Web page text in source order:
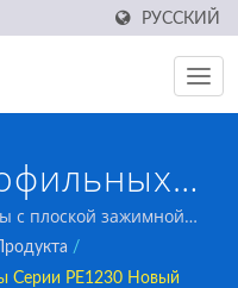
РУССКИЙ
–
с плоской зажимной
производством для
в автомобильных,
/
Серии PE1230 Новый